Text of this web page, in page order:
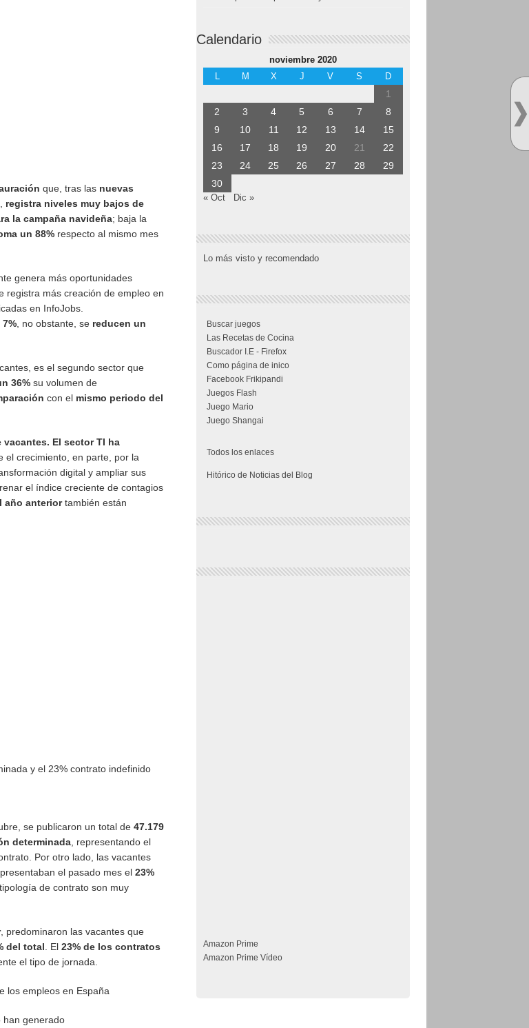
que, tras las nuevas
registra niveles muy bajos de
la campaña navideña; baja la
un 88%respecto al mismo mes
genera más oportunidades
registra más creación de empleo en
en InfoJobs.
7%, no obstante, se reducen un
es el segundo sector que
36%su volumen de
con el mismo periodo del
vacantes. El sector TI ha
el crecimiento, en parte, por la
digital y ampliar sus
el índice creciente de contagios
año anteriortambién están
y el 23% contrato indefinido
se publicaron un total de 47.179
determinada, representando el
Por otro lado, las vacantes
el pasado mes el 23%
de contrato son muy
, predominaron las vacantes que
del total . El 23% de los contratos
el tipo de jornada.
los empleos en España
han generado
Calendario
noviembre 2020
L
M X J V S D
1
2
3 4 5 6 7
8
9
10 11 12 13 14
15
16
17 18 19 20 21
22
23
24 25 26 27 28
29
30
« Oct Dic »
Lo más visto y recomendado
Buscar juegos
Las Recetas de Cocina
Buscador I.E - Firefox
Como página de inico
Facebook Frikipandi
Juegos Flash
Juego Mario
Juego Shangai
Todos los enlaces
Hitórico de Noticias del Blog
Amazon Prime
Amazon Prime Vídeo